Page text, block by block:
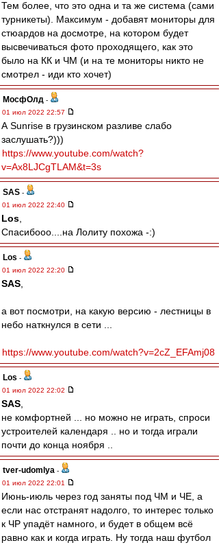
Тем более, что это одна и та же система (сами
турникеты). Максимум - добавят мониторы для
стюардов на досмотре, на котором будет
высвечиваться фото проходящего, как это
было на КК и ЧМ (и на те мониторы никто не
смотрел - иди кто хочет)
МосфОлд -
01 июл 2022 22:57
А Sunrise в грузинском разливе слабо
заслушать?)))
https://www.youtube.com/watch?
v=Ax8LJCgTLAM&t=3s
SAS -
01 июл 2022 22:40
Los
Спасибооо....на Лолиту похожа -:)
Los -
01 июл 2022 22:20
SAS
а вот посмотри, на какую версию - лестницы в
небо наткнулся в сети ...
https://www.youtube.com/watch?v=2cZ_EFAmj08
Los -
01 июл 2022 22:02
SAS
не комфортней ... но можно не играть, спроси
устроителей календаря .. но и тогда играли
почти до конца ноября ..
tver-udomlya -
01 июл 2022 22:01
Июнь-июль через год заняты под ЧМ и ЧЕ, а
если нас отстранят надолго, то интерес только
к ЧР упадёт намного, и будет в общем всё
равно как и когда играть. Ну тогда наш футбол